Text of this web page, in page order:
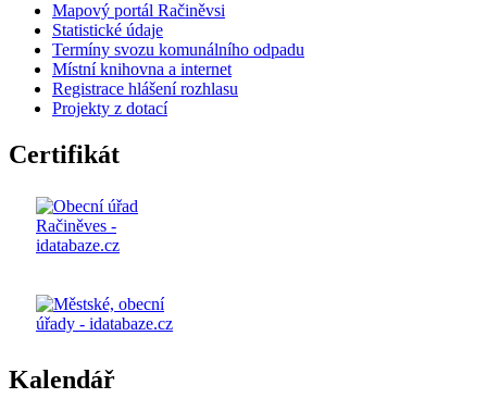
Mapový portál Račiněvsi
Statistické údaje
Termíny svozu komunálního odpadu
Místní knihovna a internet
Registrace hlášení rozhlasu
Projekty z dotací
Certifikát
Kalendář